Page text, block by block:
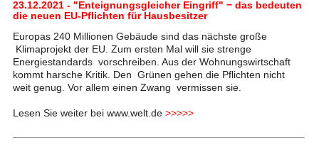
23.12.2021 - "Enteignungsgleicher Eingriff" − das bedeuten
die neuen EU-Pflichten für Hausbesitzer
Europas 240 Millionen Gebäude sind das nächste große
Klimaprojekt der EU. Zum ersten Mal will sie strenge
Energiestandards vorschreiben. Aus der Wohnungswirtschaft
kommt harsche Kritik. Den Grünen gehen die Pflichten nicht
weit genug. Vor allem einen Zwang vermissen sie.
Lesen Sie weiter bei www.welt.de >>>>>